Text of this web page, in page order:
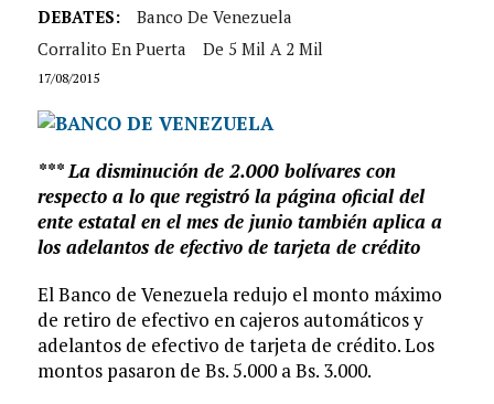
DEBATES:
Banco De Venezuela
Corralito En Puerta
De 5 Mil A 2 Mil
17/08/2015
*** La disminución de 2.000 bolívares con
respecto a lo que registró la página oficial del
ente estatal en el mes de junio también aplica a
los adelantos de efectivo de tarjeta de crédito
El Banco de Venezuela redujo el monto máximo
de retiro de efectivo en cajeros automáticos y
adelantos de efectivo de tarjeta de crédito. Los
montos pasaron de Bs. 5.000 a Bs. 3.000.